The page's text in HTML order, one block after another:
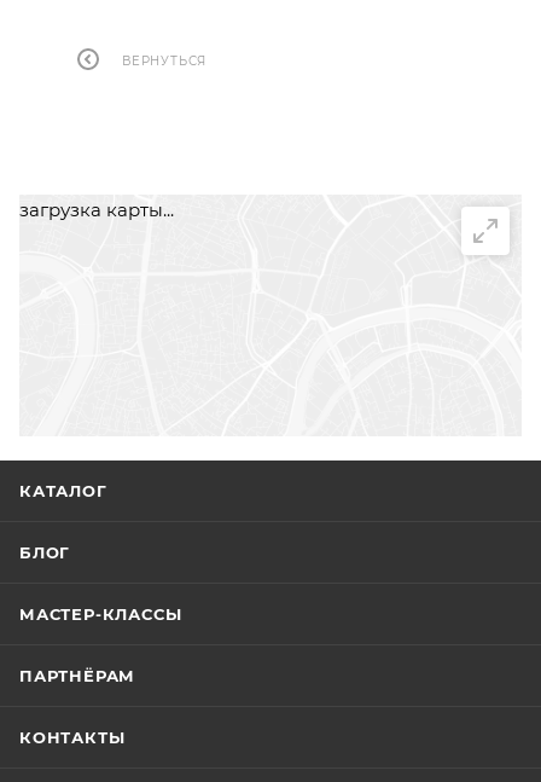
ВЕРНУТЬСЯ
загрузка карты...
КАТАЛОГ
БЛОГ
МАСТЕР-КЛАССЫ
ПАРТНЁРАМ
КОНТАКТЫ